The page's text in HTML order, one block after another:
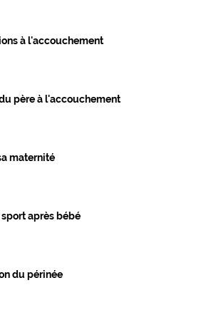
à l'accouchement
père à l'accouchement
maternité
sport après bébé
du périnée